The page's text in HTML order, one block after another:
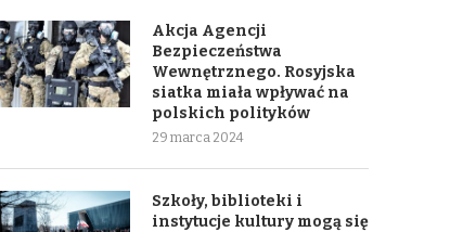
Akcja Agencji
Bezpieczeństwa
Wewnętrznego. Rosyjska
siatka miała wpływać na
polskich polityków
29 marca 2024
Szkoły, biblioteki i
instytucje kultury mogą się